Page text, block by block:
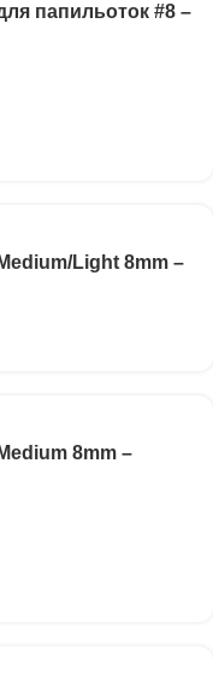
папильоток #8 –
Light 8mm –
8mm –